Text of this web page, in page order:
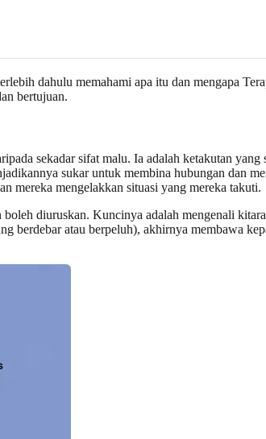
dahulu memahami apa itu dan mengapa
bertujuan.
sekadar sifat malu. Ia adalah ketakutan
sukar untuk membina hubungan dan
mereka mengelakkan situasi yang mereka takuti.
diuruskan. Kuncinya adalah mengenali
berdebar atau berpeluh), akhirnya membawa